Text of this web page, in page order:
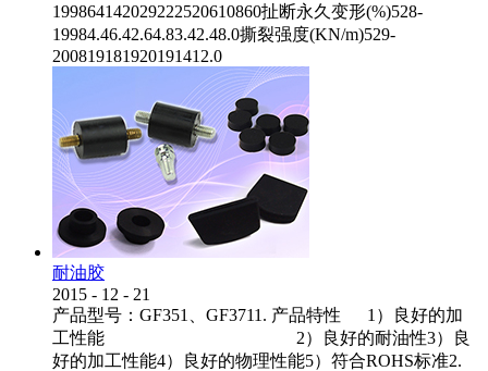
199864142029222520610860扯断永久变形(%)528-
19984.46.42.64.83.42.48.0撕裂强度(KN/m)529-
200819181920191412.0
耐油胶
2015 - 12 - 21
产品型号：GF351、GF3711. 产品特性 1）良好的加
工性能 2）良好的耐油性3）良
好的加工性能4）良好的物理性能5）符合ROHS标准2.